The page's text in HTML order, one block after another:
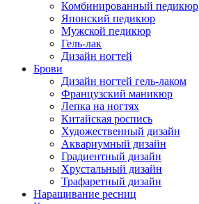
Комбинированный педикюр
Японский педикюр
Мужской педикюр
Гель-лак
Дизайн ногтей
Брови
Дизайн ногтей гель-лаком
Французский маникюр
Лепка на ногтях
Китайская роспись
Художественный дизайн
Аквариумный дизайн
Градиентный дизайн
Хрустальный дизайн
Трафаретный дизайн
Наращивание ресниц